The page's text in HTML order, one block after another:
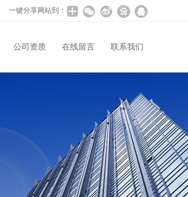
一键分享网站到：
公司资质 在线留言 联系我们